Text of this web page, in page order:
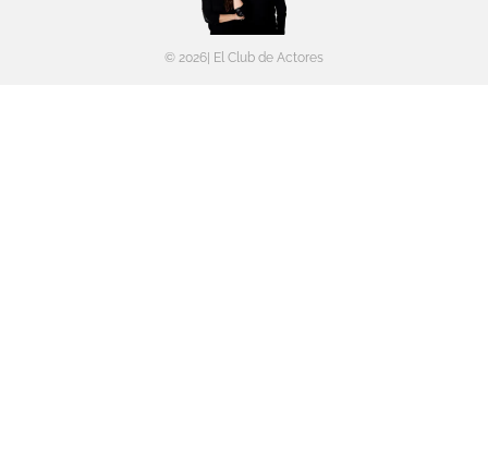
© 2026| El Club de Actores